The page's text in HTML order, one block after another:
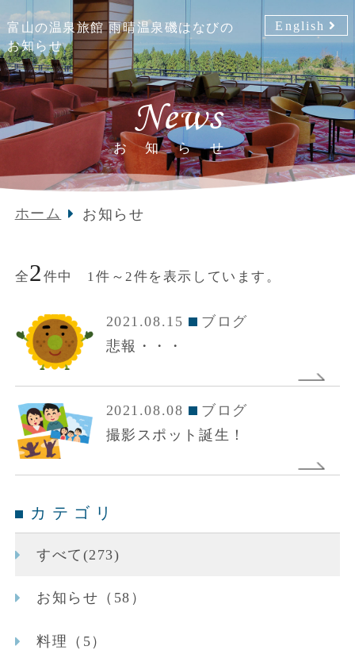
富山の温泉旅館 雨晴温泉磯はなびの
お知らせ
English
News
お知らせ
ホーム お知らせ
全2 件中 1件～2件を表示しています。
2021.08.15
ブログ
悲報・・・
2021.08.08
ブログ
撮影スポット誕生！
カテゴリ
すべて(273)
お知らせ（58）
料理（5）